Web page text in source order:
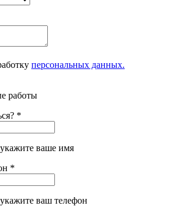
персональных данных.
работы
*
ваше имя
*
ваш телефон